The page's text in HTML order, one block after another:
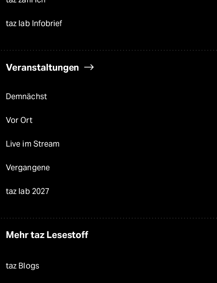
taz lab Infobrief
Veranstaltungen
Demnächst
Vor Ort
Live im Stream
Vergangene
taz lab 2027
Mehr taz Lesestoff
taz Blogs